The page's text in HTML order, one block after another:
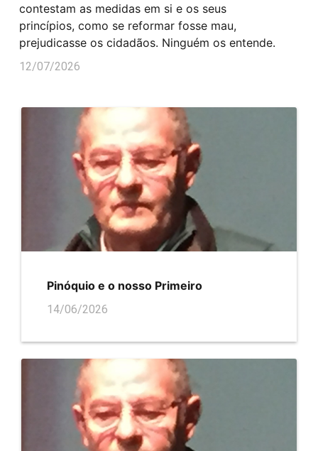
contestam as medidas em si e os seus
princípios, como se reformar fosse mau,
prejudicasse os cidadãos. Ninguém os entende.
12/07/2026
Pinóquio e o nosso Primeiro
14/06/2026